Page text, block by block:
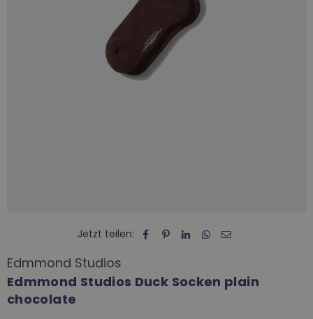
Jetzt teilen:
Edmmond Studios
Edmmond Studios Duck Socken plain
chocolate